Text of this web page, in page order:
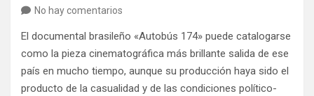
No hay comentarios
El documental brasileño «Autobús 174» puede catalogarse
como la pieza cinematográfica más brillante salida de ese
país en mucho tiempo, aunque su producción haya sido el
producto de la casualidad y de las condiciones político-